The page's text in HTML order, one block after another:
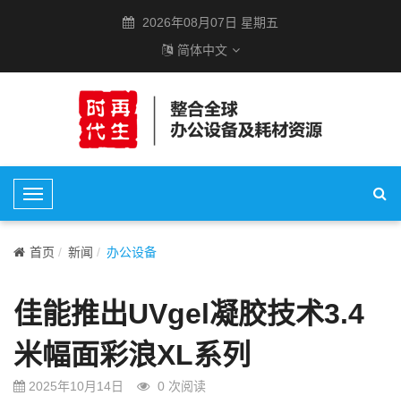
2026年08月07日 星期五
简体中文
T
o
g
e
N
a
v
i
首页 新闻 办公设备
佳能推出UVgel凝胶技术3.4
米幅面彩浪XL系列
2025年10月14日 0 次阅读